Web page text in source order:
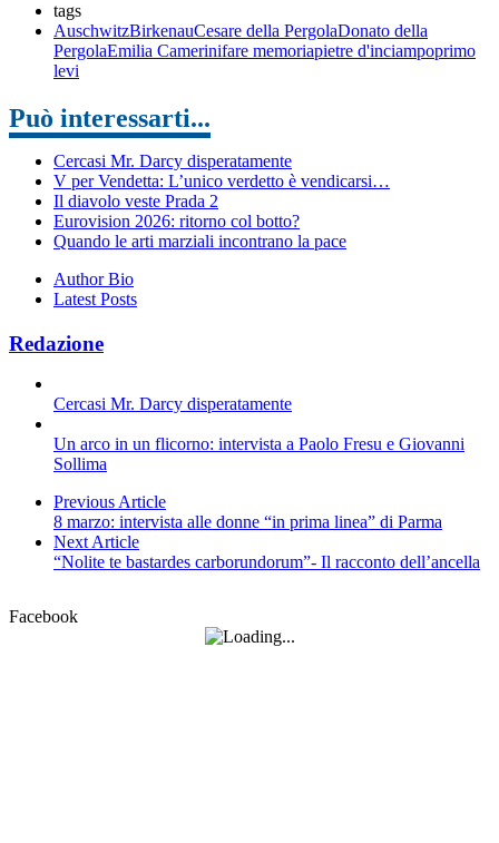
tags
AuschwitzBirkenauCesare della PergolaDonato della
PergolaEmilia Camerinifare memoriapietre d'inciampoprimo
levi
Può interessarti...
Cercasi Mr. Darcy disperatamente
V per Vendetta: L’unico verdetto è vendicarsi…
Il diavolo veste Prada 2
Eurovision 2026: ritorno col botto?
Quando le arti marziali incontrano la pace
Author Bio
Latest Posts
Redazione
Cercasi Mr. Darcy disperatamente
Un arco in un flicorno: intervista a Paolo Fresu e Giovanni
Sollima
Previous Article
8 marzo: intervista alle donne “in prima linea” di Parma
Next Article
“Nolite te bastardes carborundorum”- Il racconto dell’ancella
Facebook